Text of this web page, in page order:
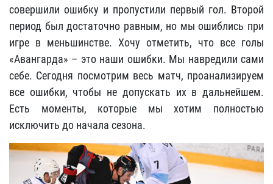
совершили ошибку и пропустили первый гол. Второй
период был достаточно равным, но мы ошиблись при
игре в меньшинстве. Хочу отметить, что все голы
«Авангарда» – это наши ошибки. Мы навредили сами
себе. Сегодня посмотрим весь матч, проанализируем
все ошибки, чтобы не допускать их в дальнейшем.
Есть моменты, которые мы хотим полностью
исключить до начала сезона.